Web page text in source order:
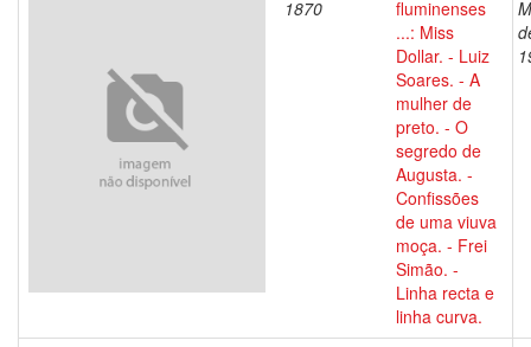
1870
fluminenses
...: Miss
Dollar. - Luiz
Soares. - A
mulher de
preto. - O
segredo de
Augusta. -
Confissões
de uma viuva
moça. - Frei
Simão. -
Linha recta e
linha curva.